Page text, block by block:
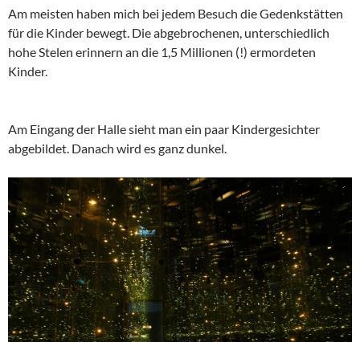
Am meisten haben mich bei jedem Besuch die Gedenkstätten
für die Kinder bewegt. Die abgebrochenen, unterschiedlich
hohe Stelen erinnern an die 1,5 Millionen (!) ermordeten
Kinder.
Am Eingang der Halle sieht man ein paar Kindergesichter
abgebildet. Danach wird es ganz dunkel.